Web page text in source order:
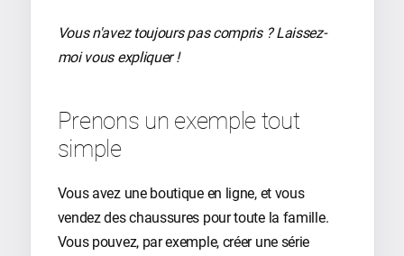
Vous n'avez toujours pas compris ? Laissez-
moi vous expliquer!
Prenons un exemple tout
simple
Vous avez une boutique en ligne, et vous
vendez des chaussures pour toute la famille.
Vous pouvez, par exemple, créer une série